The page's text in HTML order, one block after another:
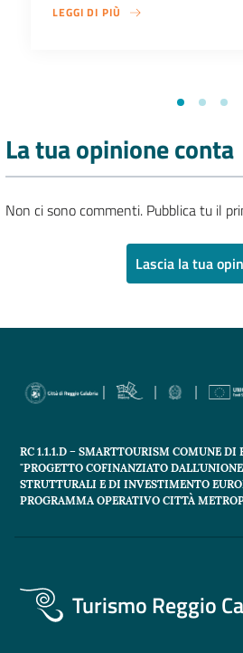
LEGGI DI PIÙ
La tua opinione conta
Non ci sono commenti. Pubblica tu il
Lascia la tua
RC 1.1.1.D – SMARTTOURISM COMUNE DI
"PROGETTO COFINANZIATO
STRUTTURALI E DI INVESTIMENTO
PROGRAMMA OPERATIVO CITTÀ
Turismo Reggio